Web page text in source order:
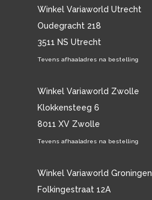
Winkel Variaworld Utrecht
Oudegracht 218
3511 NS Utrecht
Tevens afhaaladres na bestelling
Winkel Variaworld Zwolle
Klokkensteeg 6
8011 XV Zwolle
Tevens afhaaladres na bestelling
Winkel Variaworld Groningen
Folkingestraat 12A